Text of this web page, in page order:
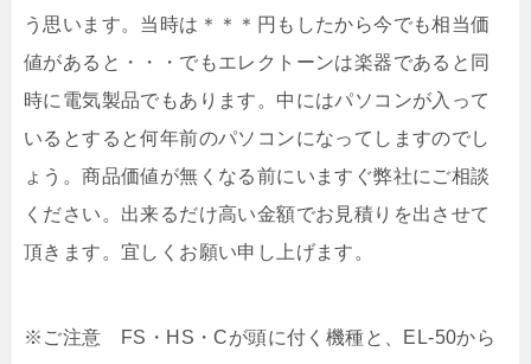
う思います。当時は＊＊＊円もしたから今でも相当価
値があると・・・でもエレクトーンは楽器であると同
時に電気製品でもあります。中にはパソコンが入って
いるとすると何年前のパソコンになってしますのでし
ょう。商品価値が無くなる前にいますぐ弊社にご相談
ください。出来るだけ高い金額でお見積りを出させて
頂きます。宜しくお願い申し上げます。
※ご注意 FS・HS・Cが頭に付く機種と、EL-50から